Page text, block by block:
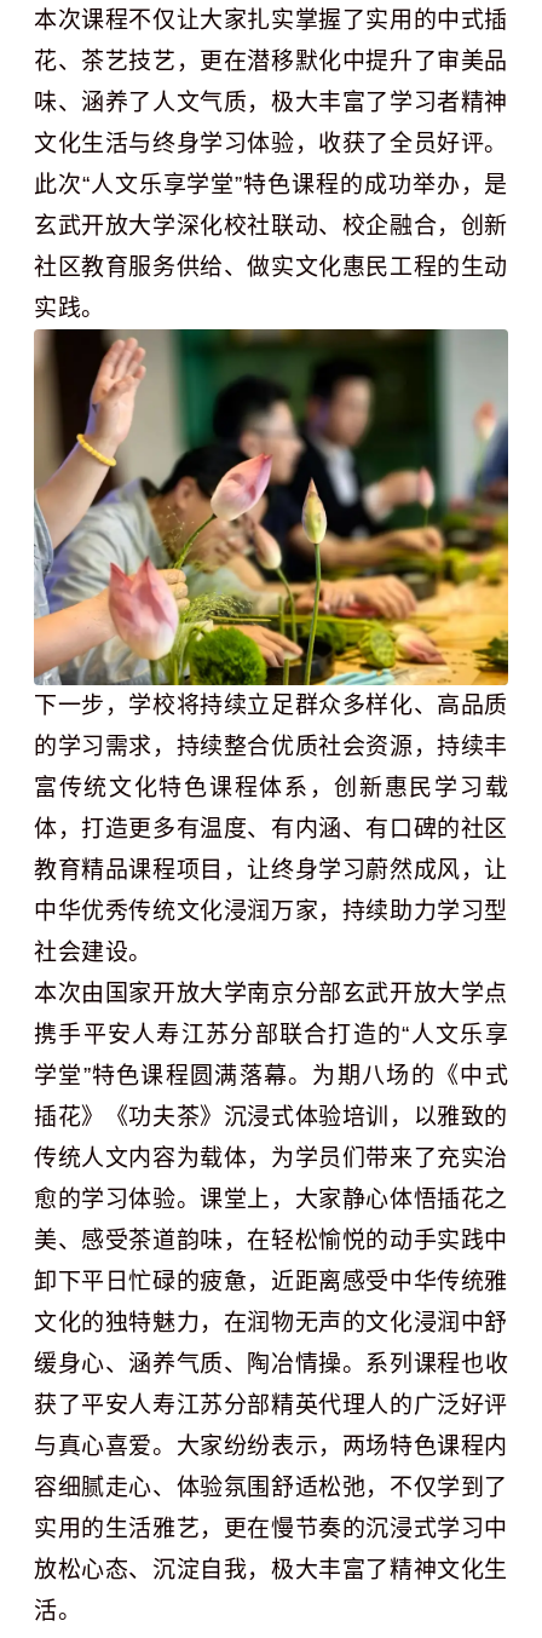
本次课程不仅让大家扎实掌握了实用的中式插
花、茶艺技艺，更在潜移默化中提升了审美品
味、涵养了人文气质，极大丰富了学习者精神
文化生活与终身学习体验，收获了全员好评。
此次“人文乐享学堂”特色课程的成功举办，是
玄武开放大学深化校社联动、校企融合，创新
社区教育服务供给、做实文化惠民工程的生动
实践。
下一步，学校将持续立足群众多样化、高品质
的学习需求，持续整合优质社会资源，持续丰
富传统文化特色课程体系，创新惠民学习载
体，打造更多有温度、有内涵、有口碑的社区
教育精品课程项目，让终身学习蔚然成风，让
中华优秀传统文化浸润万家，持续助力学习型
社会建设。
本次由国家开放大学南京分部玄武开放大学点
携手平安人寿江苏分部联合打造的“人文乐享
学堂”特色课程圆满落幕。为期八场的《中式
插花》《功夫茶》沉浸式体验培训，以雅致的
传统人文内容为载体，为学员们带来了充实治
愈的学习体验。课堂上，大家静心体悟插花之
美、感受茶道韵味，在轻松愉悦的动手实践中
卸下平日忙碌的疲惫，近距离感受中华传统雅
文化的独特魅力，在润物无声的文化浸润中舒
缓身心、涵养气质、陶冶情操。 系列课程也收
获了平安人寿江苏分部精英代理人的广泛好评
与真心喜爱。大家纷纷表示，两场特色课程内
容细腻走心、体验氛围舒适松弛，不仅学到了
实用的生活雅艺，更在慢节奏的沉浸式学习中
放松心态、沉淀自我，极大丰富了精神文化生
活。